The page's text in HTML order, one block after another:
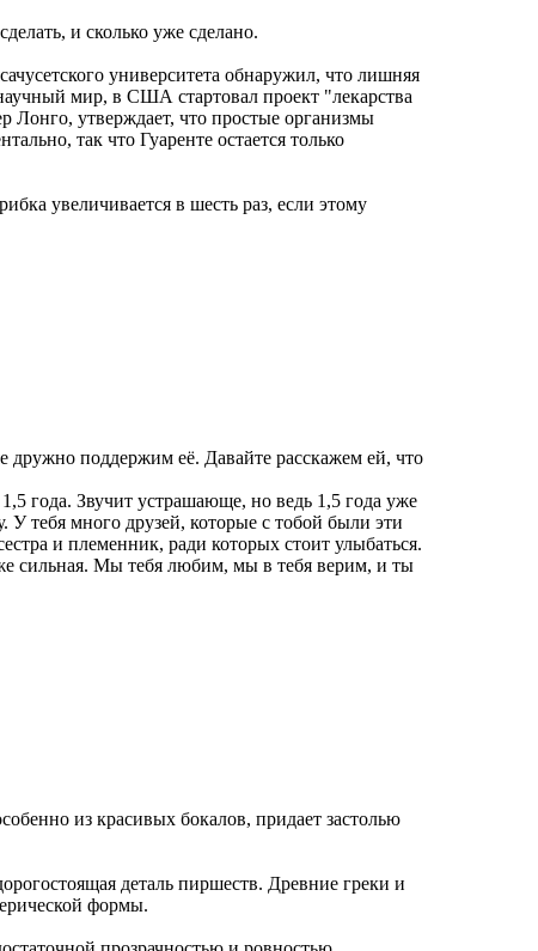
и сколько уже сделано.
университета обнаружил, что лишняя
мир, в США стартовал проект "лекарства
Лонго, утверждает, что простые организмы
так что Гуаренте остается только
увеличивается в шесть раз, если этому
дружно поддержим её. Давайте расскажем ей, что
года. Звучит устрашающе, но ведь 1,5 года уже
тебя много друзей, которые с тобой были эти
и племенник, ради которых стоит улыбаться.
сильная. Мы тебя любим, мы в тебя верим, и ты
из красивых бокалов, придает застолью
деталь пиршеств. Древние греки и
формы.